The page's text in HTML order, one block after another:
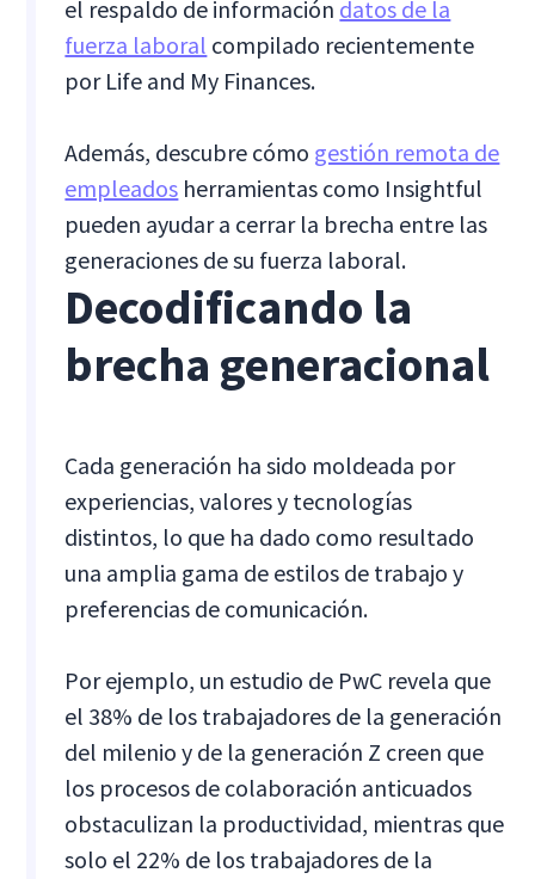
el respaldo de información datos de la
fuerza laboral compilado recientemente
por Life and My Finances.
Además, descubre cómo gestión remota de
empleados herramientas como Insightful
pueden ayudar a cerrar la brecha entre las
generaciones de su fuerza laboral.
Decodificando la
brecha generacional
Cada generación ha sido moldeada por
experiencias, valores y tecnologías
distintos, lo que ha dado como resultado
una amplia gama de estilos de trabajo y
preferencias de comunicación.
Por ejemplo, un estudio de PwC revela que
el 38% de los trabajadores de la generación
del milenio y de la generación Z creen que
los procesos de colaboración anticuados
obstaculizan la productividad, mientras que
solo el 22% de los trabajadores de la